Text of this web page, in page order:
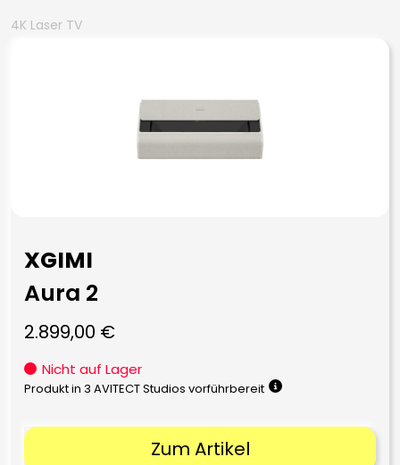
4K Laser TV
XGIMI
Aura 2
2.899,00 €
Nicht auf Lager
Produkt in 3 AVITECT Studios vorführbereit
Zum Artikel